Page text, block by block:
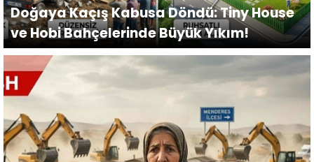
Doğaya Kaçış Kabusa Döndü: Tiny House
ve Hobi Bahçelerinde Büyük Yıkım!